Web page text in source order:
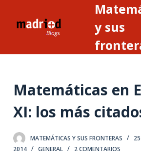
n
y sus
Matemáticas en
XI: los más
MATEMÁTICAS Y SUS FRONTERAS
2014
GENERAL 2 COMENTARIOS